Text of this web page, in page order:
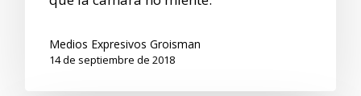
Medios Expresivos Groisman
14 de septiembre de 2018